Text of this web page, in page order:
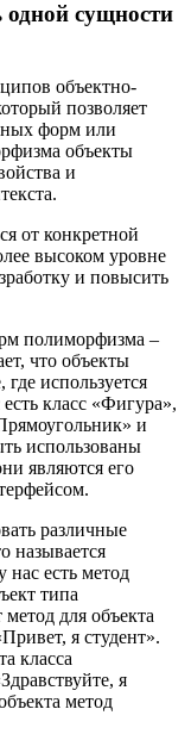
сущности
объектно-
позволяет
форм или
объекты
и
от конкретной
высоком уровне
и повысить
полиморфизма –
что объекты
где используется
класс «Фигура»,
и
использованы
являются его
различные
называется
нас есть метод
типа
для объекта
я студент».
класса
я
метод